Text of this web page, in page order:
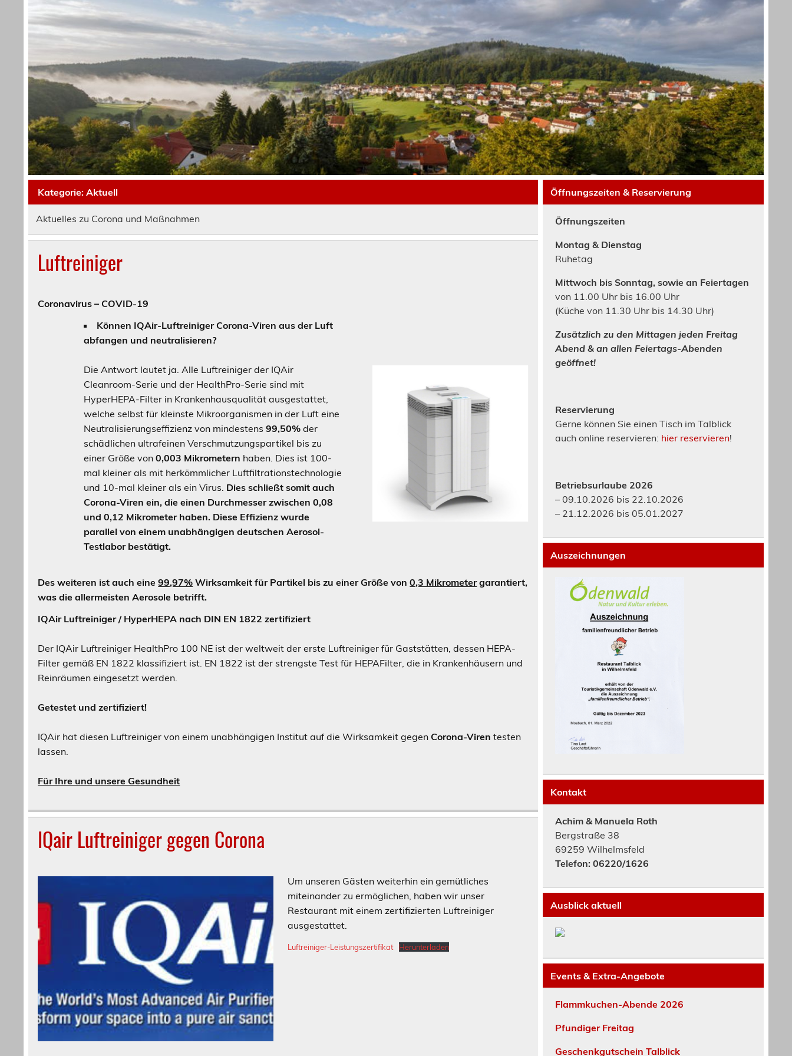
Kategorie:Aktuell
Aktuelles zu Corona und Maßnahmen
Luftreiniger
Coronavirus – COVID-19
Können IQAir-Luftreiniger Corona-Viren aus der Luft
abfangen und neutralisieren?
Die Antwort lautet ja. Alle Luftreiniger der IQAir
Cleanroom-Serie und der HealthPro-Serie sind mit
HyperHEPA-Filter in Krankenhausqualität ausgestattet,
welche selbst für kleinste Mikroorganismen in der Luft eine
Neutralisierungseffizienz von mindestens 99,50%der
schädlichen ultrafeinen Verschmutzungspartikel bis zu
einer Größe von 0,003 Mikrometern haben. Dies ist 100-
mal kleiner als mit herkömmlicher Luftfiltrationstechnologie
und 10-mal kleiner als ein Virus. Dies schließt somit auch
Corona-Viren ein, die einen Durchmesser zwischen 0,08
und 0,12 Mikrometer haben. Diese Effizienz wurde
parallel von einem unabhängigen deutschen Aerosol-
Testlabor bestätigt.
Des weiteren ist auch eine99,97% Wirksamkeit für Partikel bis zu einer Größe von0,3 Mikrometergarantiert,
was die allermeisten Aerosole betrifft.
IQAir Luftreiniger / HyperHEPA nach DIN EN 1822 zertifiziert
Der IQAir Luftreiniger HealthPro 100 NE ist der weltweit der erste Luftreiniger für Gaststätten, dessen HEPA-
Filter gemäß EN 1822 klassifiziert ist. EN 1822 ist der strengste Test für HEPAFilter, die in Krankenhäusern und
Reinräumen eingesetzt werden.
Getestet und zertifiziert!
IQAir hat diesen Luftreiniger von einem unabhängigen Institut auf die Wirksamkeit gegenCorona-Viren testen
lassen.
Für Ihre und unsere Gesundheit
IQair Luftreiniger gegen Corona
Um unseren Gästen weiterhin ein gemütliches
miteinander zu ermöglichen, haben wir unser
Restaurant mit einem zertifizierten Luftreiniger
ausgestattet.
Luftreiniger-Leistungszertifikat Herunterladen
Öffnungszeiten & Reservierung
Öffnungszeiten
Montag & Dienstag
Ruhetag
Mittwoch bis Sonntag, sowie an Feiertagen
von 11.00 Uhr bis 16.00 Uhr
(Küche von 11.30 Uhr bis 14.30 Uhr)
Zusätzlich zu den Mittagen jeden Freitag
Abend & an allen Feiertags-Abenden
geöffnet!
Reservierung
Gerne können Sie einen Tisch im Talblick
auch online reservieren: hier reservieren!
Betriebsurlaube 2026
– 09.10.2026 bis 22.10.2026
– 21.12.2026 bis 05.01.2027
Auszeichnungen
Kontakt
Achim & Manuela Roth
Bergstraße 38
69259 Wilhelmsfeld
Telefon: 06220/1626
Ausblick aktuell
Events & Extra-Angebote
Flammkuchen-Abende 2026
Pfundiger Freitag
Geschenkgutschein Talblick